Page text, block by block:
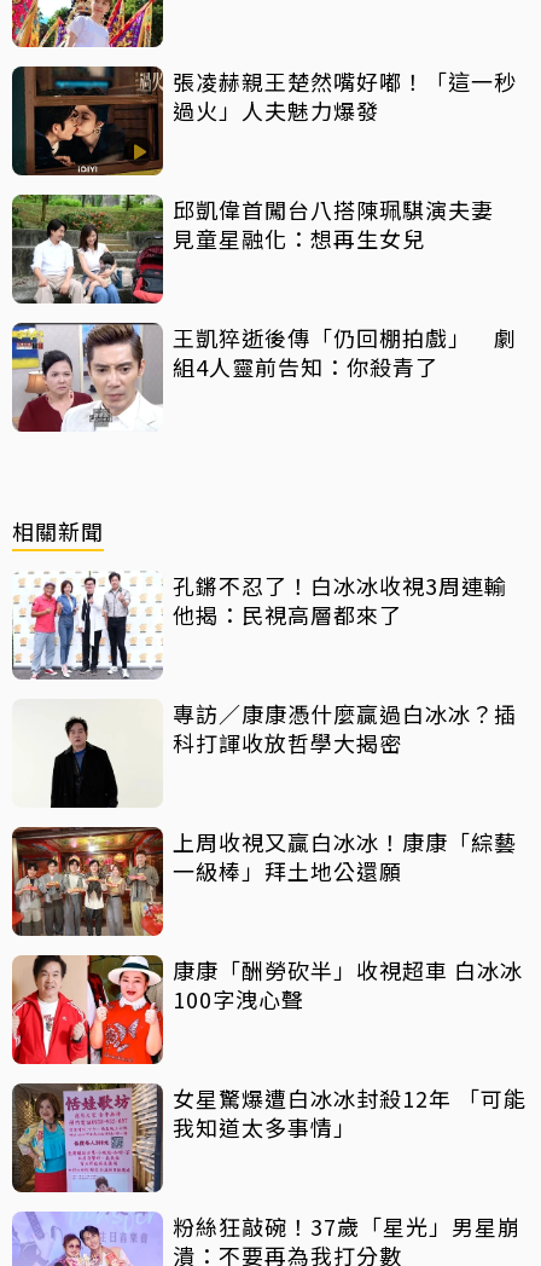
張凌赫親王楚然嘴好嘟！「這一秒
過火」人夫魅力爆發
邱凱偉首闖台八搭陳珮騏演夫妻
見童星融化：想再生女兒
王凱猝逝後傳「仍回棚拍戲」 劇
組4人靈前告知：你殺青了
相關新聞
孔鏘不忍了！白冰冰收視3周連輸
他揭：民視高層都來了
專訪／康康憑什麼贏過白冰冰？插
科打諢收放哲學大揭密
上周收視又贏白冰冰！康康「綜藝
一級棒」拜土地公還願
康康「酬勞砍半」收視超車 白冰冰
100字洩心聲
女星驚爆遭白冰冰封殺12年 「可能
我知道太多事情」
粉絲狂敲碗！37歲「星光」男星崩
潰：不要再為我打分數